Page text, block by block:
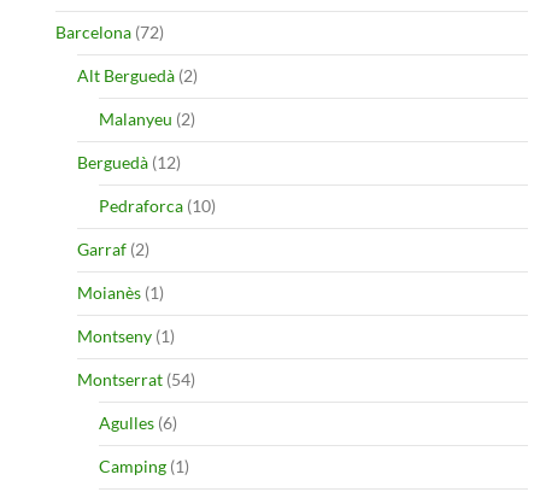
Barcelona (72)
Alt Berguedà (2)
Malanyeu (2)
Berguedà (12)
Pedraforca (10)
Garraf (2)
Moianès (1)
Montseny (1)
Montserrat (54)
Agulles (6)
Camping (1)